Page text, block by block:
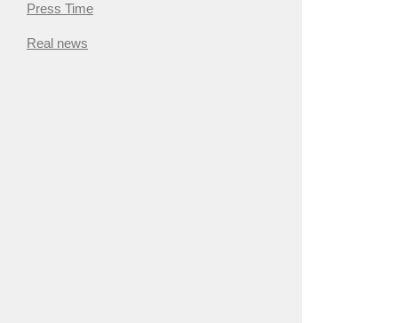
Press Time
Real news